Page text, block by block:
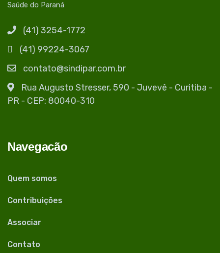
Saúde do Paraná
(41) 3254-1772
(41) 99224-3067
contato@sindipar.com.br
Rua Augusto Stresser, 590 - Juvevê - Curitiba -
PR - CEP: 80040-310
Navegacão
Quem somos
Contribuições
Associar
Contato